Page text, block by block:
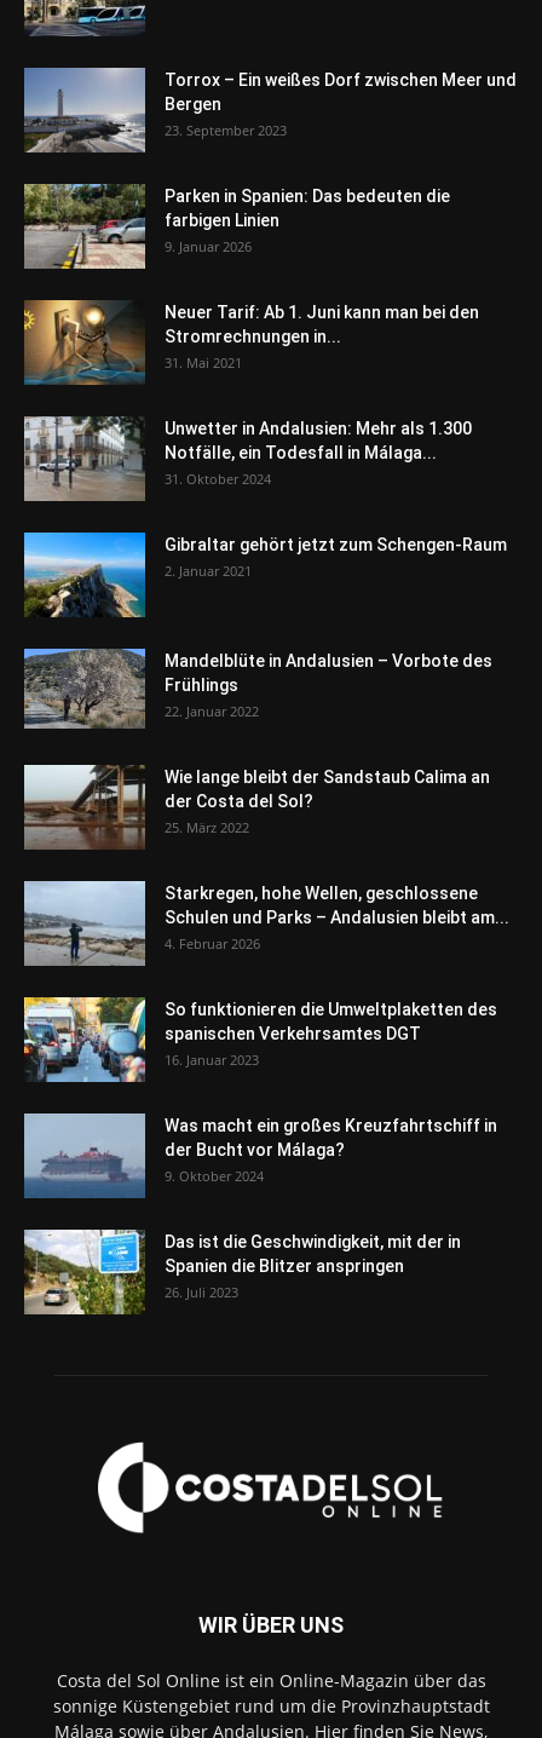
Torrox – Ein weißes Dorf zwischen Meer und
Bergen
23. September 2023
Parken in Spanien: Das bedeuten die
farbigen Linien
9. Januar 2026
Neuer Tarif: Ab 1. Juni kann man bei den
Stromrechnungen in...
31. Mai 2021
Unwetter in Andalusien: Mehr als 1.300
Notfälle, ein Todesfall in Málaga...
31. Oktober 2024
Gibraltar gehört jetzt zum Schengen-Raum
2. Januar 2021
Mandelblüte in Andalusien – Vorbote des
Frühlings
22. Januar 2022
Wie lange bleibt der Sandstaub Calima an
der Costa del Sol?
25. März 2022
Starkregen, hohe Wellen, geschlossene
Schulen und Parks – Andalusien bleibt am...
4. Februar 2026
So funktionieren die Umweltplaketten des
spanischen Verkehrsamtes DGT
16. Januar 2023
Was macht ein großes Kreuzfahrtschiff in
der Bucht vor Málaga?
9. Oktober 2024
Das ist die Geschwindigkeit, mit der in
Spanien die Blitzer anspringen
26. Juli 2023
WIR ÜBER UNS
Costa del Sol Online ist ein Online-Magazin über das
sonnige Küstengebiet rund um die Provinzhauptstadt
Málaga sowie über Andalusien. Hier finden Sie News,